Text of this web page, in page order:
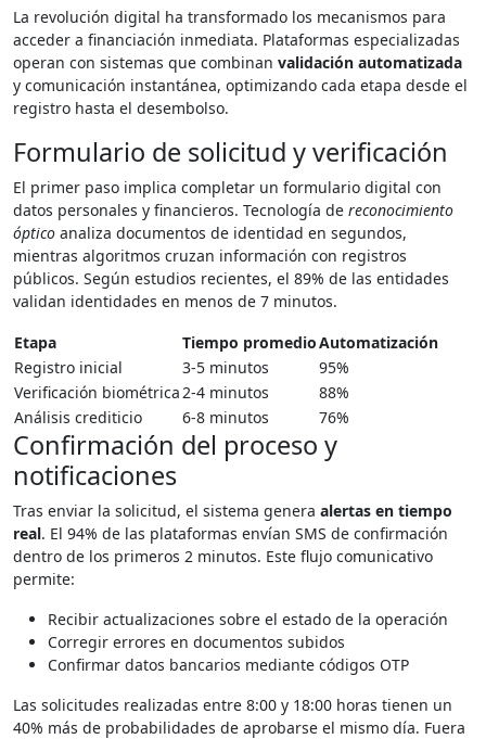
La revolución digital ha transformado los mecanismos para
acceder a financiación inmediata. Plataformas especializadas
operan con sistemas que combinan validación automatizada
y comunicación instantánea, optimizando cada etapa desde el
registro hasta el desembolso.
Formulario de solicitud y verificación
El primer paso implica completar un formulario digital con
datos personales y financieros. Tecnología de reconocimiento
óptico analiza documentos de identidad en segundos,
mientras algoritmos cruzan información con registros
públicos. Según estudios recientes, el 89% de las entidades
validan identidades en menos de 7 minutos.
Etapa
Tiempo promedioAutomatización
Registro inicial
3-5 minutos
95%
Verificación biométrica2-4 minutos
88%
Análisis crediticio
6-8 minutos 76%
Confirmación del proceso y
notificaciones
Tras enviar la solicitud, el sistema genera alertas en tiempo
real. El 94% de las plataformas envían SMS de confirmación
dentro de los primeros 2 minutos. Este flujo comunicativo
permite:
Recibir actualizaciones sobre el estado de la operación
Corregir errores en documentos subidos
Confirmar datos bancarios mediante códigos OTP
Las solicitudes realizadas entre 8:00 y 18:00 horas tienen un
40% más de probabilidades de aprobarse el mismo día. Fuera